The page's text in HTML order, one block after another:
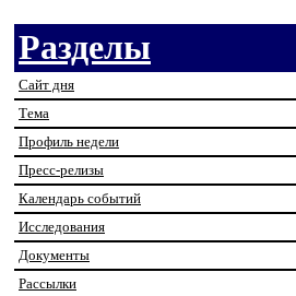
Разделы
Сайт дня
Тема
Профиль недели
Пресс-релизы
Календарь событий
Исследования
Документы
Рассылки